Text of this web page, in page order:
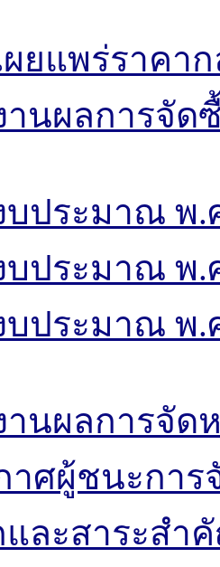
ผยแพร่ราคา
านผลการจัด
บประมาณ พ.
บประมาณ พ.
บประมาณ พ.
านผลการจั
าศผู้ชนะการ
และสาระส